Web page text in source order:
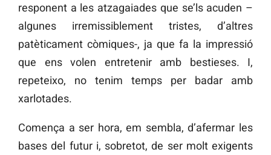
responent a les atzagaiades que se’ls acuden –
algunes irremissiblement tristes, d’altres
patèticament còmiques-, ja que fa la impressió
que ens volen entretenir amb bestieses. I,
repeteixo, no tenim temps per badar amb
xarlotades.
Comença a ser hora, em sembla, d’afermar les
bases del futur i, sobretot, de ser molt exigents